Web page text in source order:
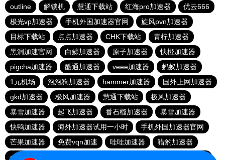
outline
解锁机 慧通下载站 红海pro加速器
优云666
极光vp加速器
手机外国加速器官网
旋风pvn加速器
目标下载站
点点加速器 CHK下载站
青柠加速器
黑洞加速官网
白鲸加速器 原子加速器
快橙加速器
pigcha加速器
酷通加速器 veee加速器
蚂蚁加速器
1元机场
泡泡狗加速器 hammer加速器
国外上网加速器
gkd加速器
极风加速器 慧通下载站
极风加速器
暴雪加速器
起飞加速器 番石榴加速器
暴雪加速器
快鸭加速器
海外加速器试用一小时
手机外国加速器官网
芒果加速器
免费vqn加速 哇哇加速器
猎豹加速器
gkd加速器